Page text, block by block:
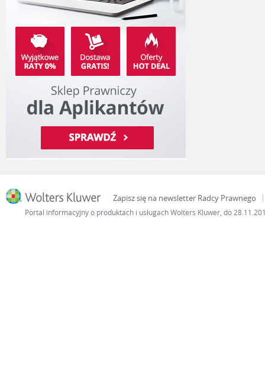
Zapisz się na newsletter Radcy Prawnego
Portal informacyjny o produktach i usługach Wolters Kluwer, do